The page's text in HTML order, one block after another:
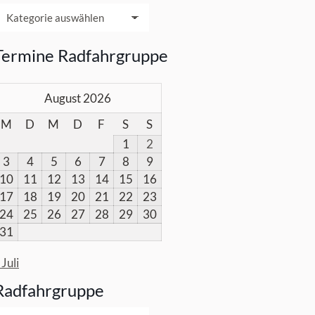
Radfahrgruppe
August 2026
M
D M D F S
S
1
2
3
4 5 6 7 8
9
11 12 13 14 15
16
18 19 20 21 22
23
25 26 27 28 29
30
Juli